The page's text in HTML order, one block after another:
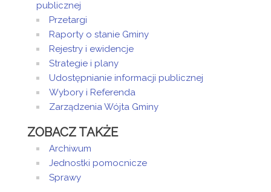
publicznej
Przetargi
Raporty o stanie Gminy
Rejestry i ewidencje
Strategie i plany
Udostępnianie informacji publicznej
Wybory i Referenda
Zarządzenia Wójta Gminy
ZOBACZ TAKŻE
Archiwum
Jednostki pomocnicze
Sprawy